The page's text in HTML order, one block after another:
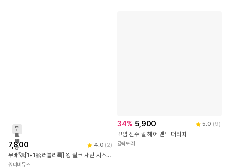
무
료
배
송
7,800 4.0 (2)
무배🚀[1+1🎀러블리룩] 왕 실크 새틴 시스루 쫀쫀 슈슈 곱창 헤어밴드 오간자 펄 스크런치 악세사리 소두핏 빅사이즈 머리끈 헤어끈 봄 여름 썸머 똥머리 포니테일 6col
워너비뮤즈
34% 5,900 5.0 (9)
꼬임 진주 펄 헤어 밴드 머리띠
귤팩토리